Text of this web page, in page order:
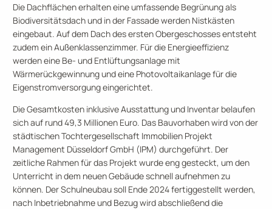
Die Dachflächen erhalten eine umfassende Begrünung als
Biodiversitätsdach und in der Fassade werden Nistkästen
eingebaut. Auf dem Dach des ersten Obergeschosses entsteht
zudem ein Außenklassenzimmer. Für die Energieeffizienz
werden eine Be- und Entlüftungsanlage mit
Wärmerückgewinnung und eine Photovoltaikanlage für die
Eigenstromversorgung eingerichtet.
Die Gesamtkosten inklusive Ausstattung und Inventar belaufen
sich auf rund 49,3 Millionen Euro. Das Bauvorhaben wird von der
städtischen Tochtergesellschaft Immobilien Projekt
Management Düsseldorf GmbH (IPM) durchgeführt. Der
zeitliche Rahmen für das Projekt wurde eng gesteckt, um den
Unterricht in dem neuen Gebäude schnell aufnehmen zu
können. Der Schulneubau soll Ende 2024 fertiggestellt werden,
nach Inbetriebnahme und Bezug wird abschließend die